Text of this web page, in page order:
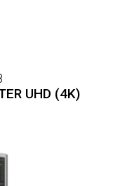
UHD (4K)